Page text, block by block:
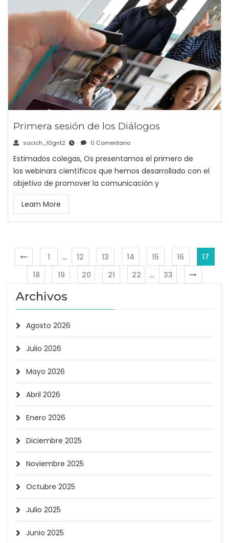
Primera sesión de los Diálogos
socich_l0gnt2 0 Comentario
Estimados colegas, Os presentamos el primero de
los webinars científicos que hemos desarrollado con el
objetivo de promover la comunicación y
Learn More
1 … 12 13 14 15 16
17
18
19 20 21 22 … 33
Archivos
Agosto 2026
Julio 2026
Mayo 2026
Abril 2026
Enero 2026
Diciembre 2025
Noviembre 2025
Octubre 2025
Julio 2025
Junio 2025